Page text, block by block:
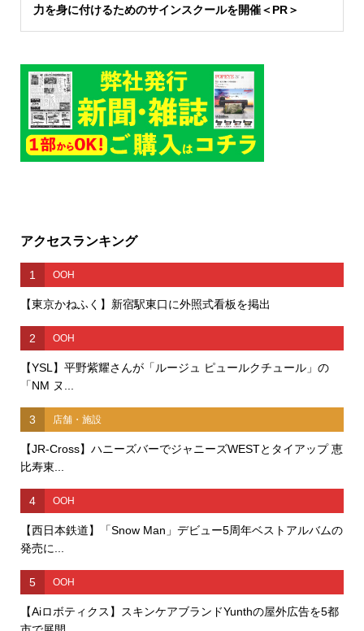
力を身に付けるためのサインスクールを開催＜PR＞
アクセスランキング
1 OOH
【東京かねふく】新宿駅東口に外照式看板を掲出
2 OOH
【YSL】平野紫耀さんが「ルージュ ピュールクチュール」の
「NM ヌ...
3 店舗・施設
【JR-Cross】ハニーズバーでジャニーズWESTとタイアップ 恵
比寿東...
4 OOH
【西日本鉄道】「Snow Man」デビュー5周年ベストアルバムの
発売に...
5 OOH
【Aiロボティクス】スキンケアブランドYunthの屋外広告を5都